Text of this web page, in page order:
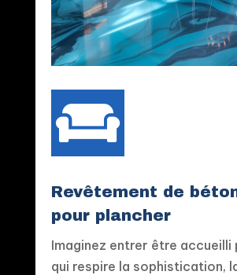

Revêtement de
pour plancher
Imaginez entrer être accueilli
qui respire la sophistication,